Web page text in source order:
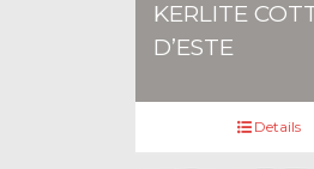
KERLITE
D’ESTE
Details